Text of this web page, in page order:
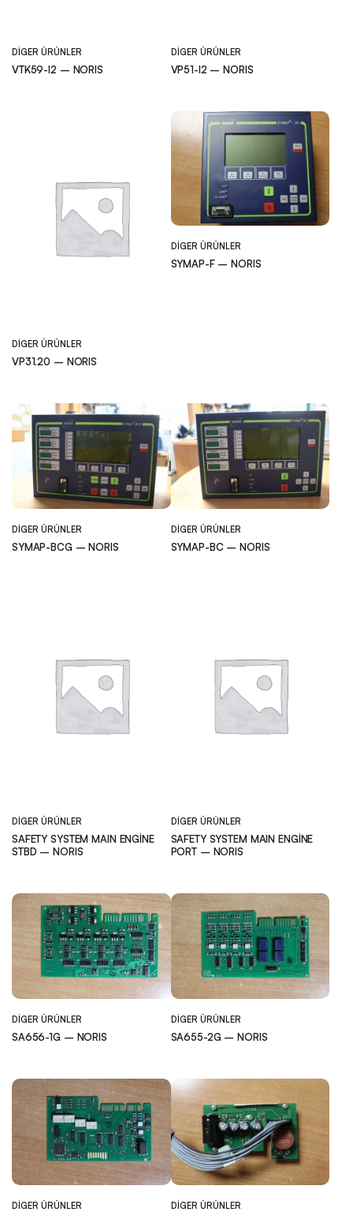
DIGER ÜRÜNLER
VTK59-I2 – NORIS
DIGER ÜRÜNLER
VP51-I2 – NORIS
DIGER ÜRÜNLER
VP31.20 – NORIS
DIGER ÜRÜNLER
SYMAP-F – NORIS
DIGER ÜRÜNLER
SYMAP-BCG – NORIS
DIGER ÜRÜNLER
SYMAP-BC – NORIS
DIGER ÜRÜNLER
SAFETY SYSTEM MAIN ENGİNE
STBD – NORIS
DIGER ÜRÜNLER
SAFETY SYSTEM MAIN ENGİNE
PORT – NORIS
DIGER ÜRÜNLER
SA656-1G – NORIS
DIGER ÜRÜNLER
SA655-2G – NORIS
DIGER ÜRÜNLER DIGER ÜRÜNLER